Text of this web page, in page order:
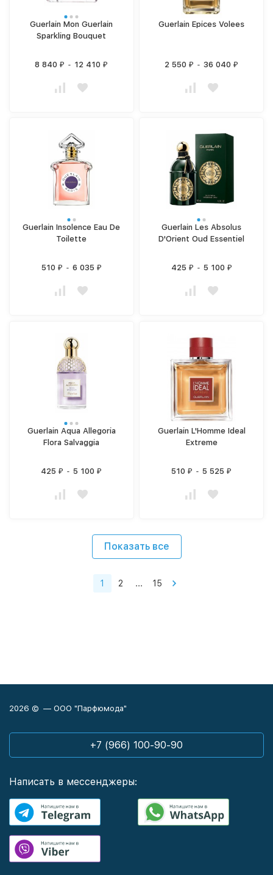
Guerlain Mon Guerlain
Sparkling Bouquet
8 840₽ - 12 410₽
Guerlain Epices Volees
2 550₽ - 36 040₽
Guerlain Insolence Eau De
Toilette
510 ₽ - 6 035 ₽
Guerlain Les Absolus
D'Orient Oud Essentiel
425 ₽ - 5 100 ₽
Guerlain Aqua Allegoria
Flora Salvaggia
425₽ - 5 100₽
Guerlain L'Homme Ideal
Extreme
510₽ - 5 525₽
Показать все
1 2 ... 15
2026 © — ООО "Парфюмода"
+7 (966) 100-90-90
Написать в мессенджеры: